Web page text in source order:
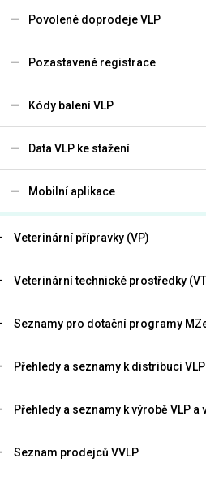
Povolené doprodeje VLP
Pozastavené registrace
Kódy balení VLP
Data VLP ke stažení
Mobilní aplikace
Veterinární přípravky (VP)
Veterinární technické prostředky
Seznamy pro dotační programy
Přehledy a seznamy k distribuci VLP
Přehledy a seznamy k výrobě VLP a
Seznam prodejců VVLP